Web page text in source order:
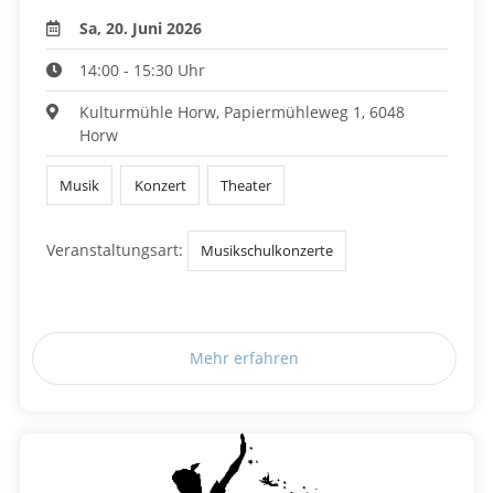
Sa, 20. Juni 2026
14:00 - 15:30 Uhr
Kulturmühle Horw, Papiermühleweg 1, 6048
Horw
Musik Konzert Theater
Veranstaltungsart: Musikschulkonzerte
Mehr erfahren